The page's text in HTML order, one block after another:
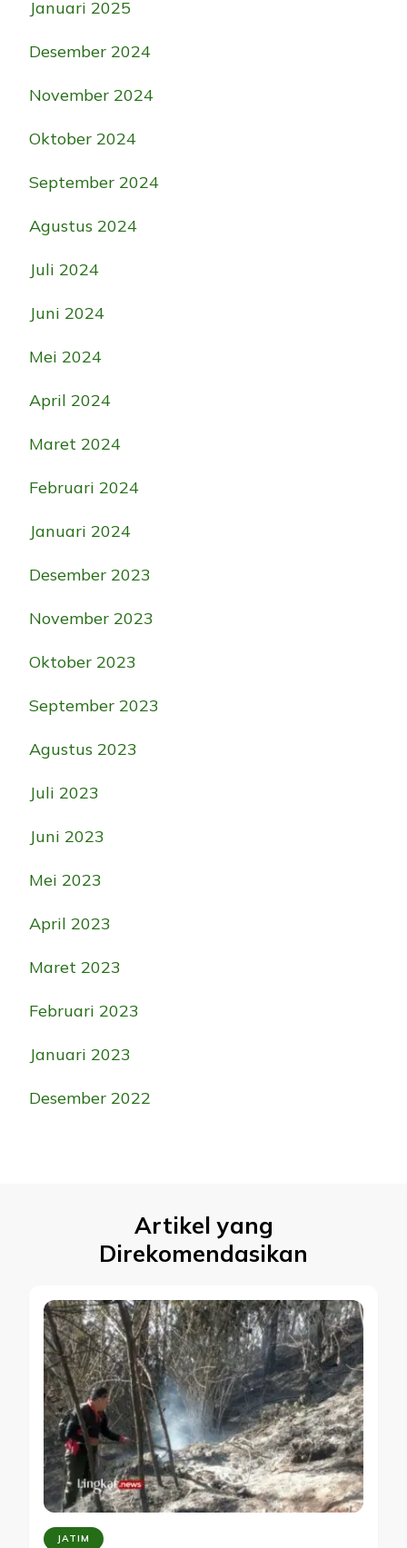
Januari 2025
Desember 2024
November 2024
Oktober 2024
September 2024
Agustus 2024
Juli 2024
Juni 2024
Mei 2024
April 2024
Maret 2024
Februari 2024
Januari 2024
Desember 2023
November 2023
Oktober 2023
September 2023
Agustus 2023
Juli 2023
Juni 2023
Mei 2023
April 2023
Maret 2023
Februari 2023
Januari 2023
Desember 2022
Artikel yang
Direkomendasikan
JATIM